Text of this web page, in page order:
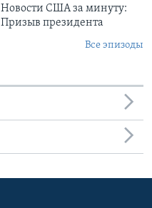
Новости США за минуту:
Призыв президента
Все эпизоды